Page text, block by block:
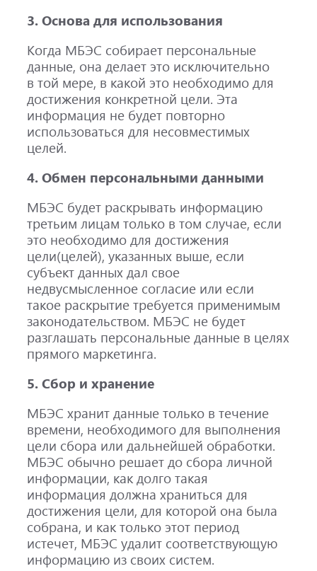
3. Основа для использования
Когда МБЭС собирает персональные
данные, она делает это исключительно
в той мере, в какой это необходимо для
достижения конкретной цели. Эта
информация не будет повторно
использоваться для несовместимых
целей.
4. Обмен персональными данными
МБЭС будет раскрывать информацию
третьим лицам только в том случае, если
это необходимо для достижения
цели(целей), указанных выше, если
субъект данных дал свое
недвусмысленное согласие или если
такое раскрытие требуется применимым
законодательством. МБЭС не будет
разглашать персональные данные в целях
прямого маркетинга.
5. Сбор и хранение
МБЭС хранит данные только в течение
времени, необходимого для выполнения
цели сбора или дальнейшей обработки.
МБЭС обычно решает до сбора личной
информации, как долго такая
информация должна храниться для
достижения цели, для которой она была
собрана, и как только этот период
истечет, МБЭС удалит соответствующую
информацию из своих систем.